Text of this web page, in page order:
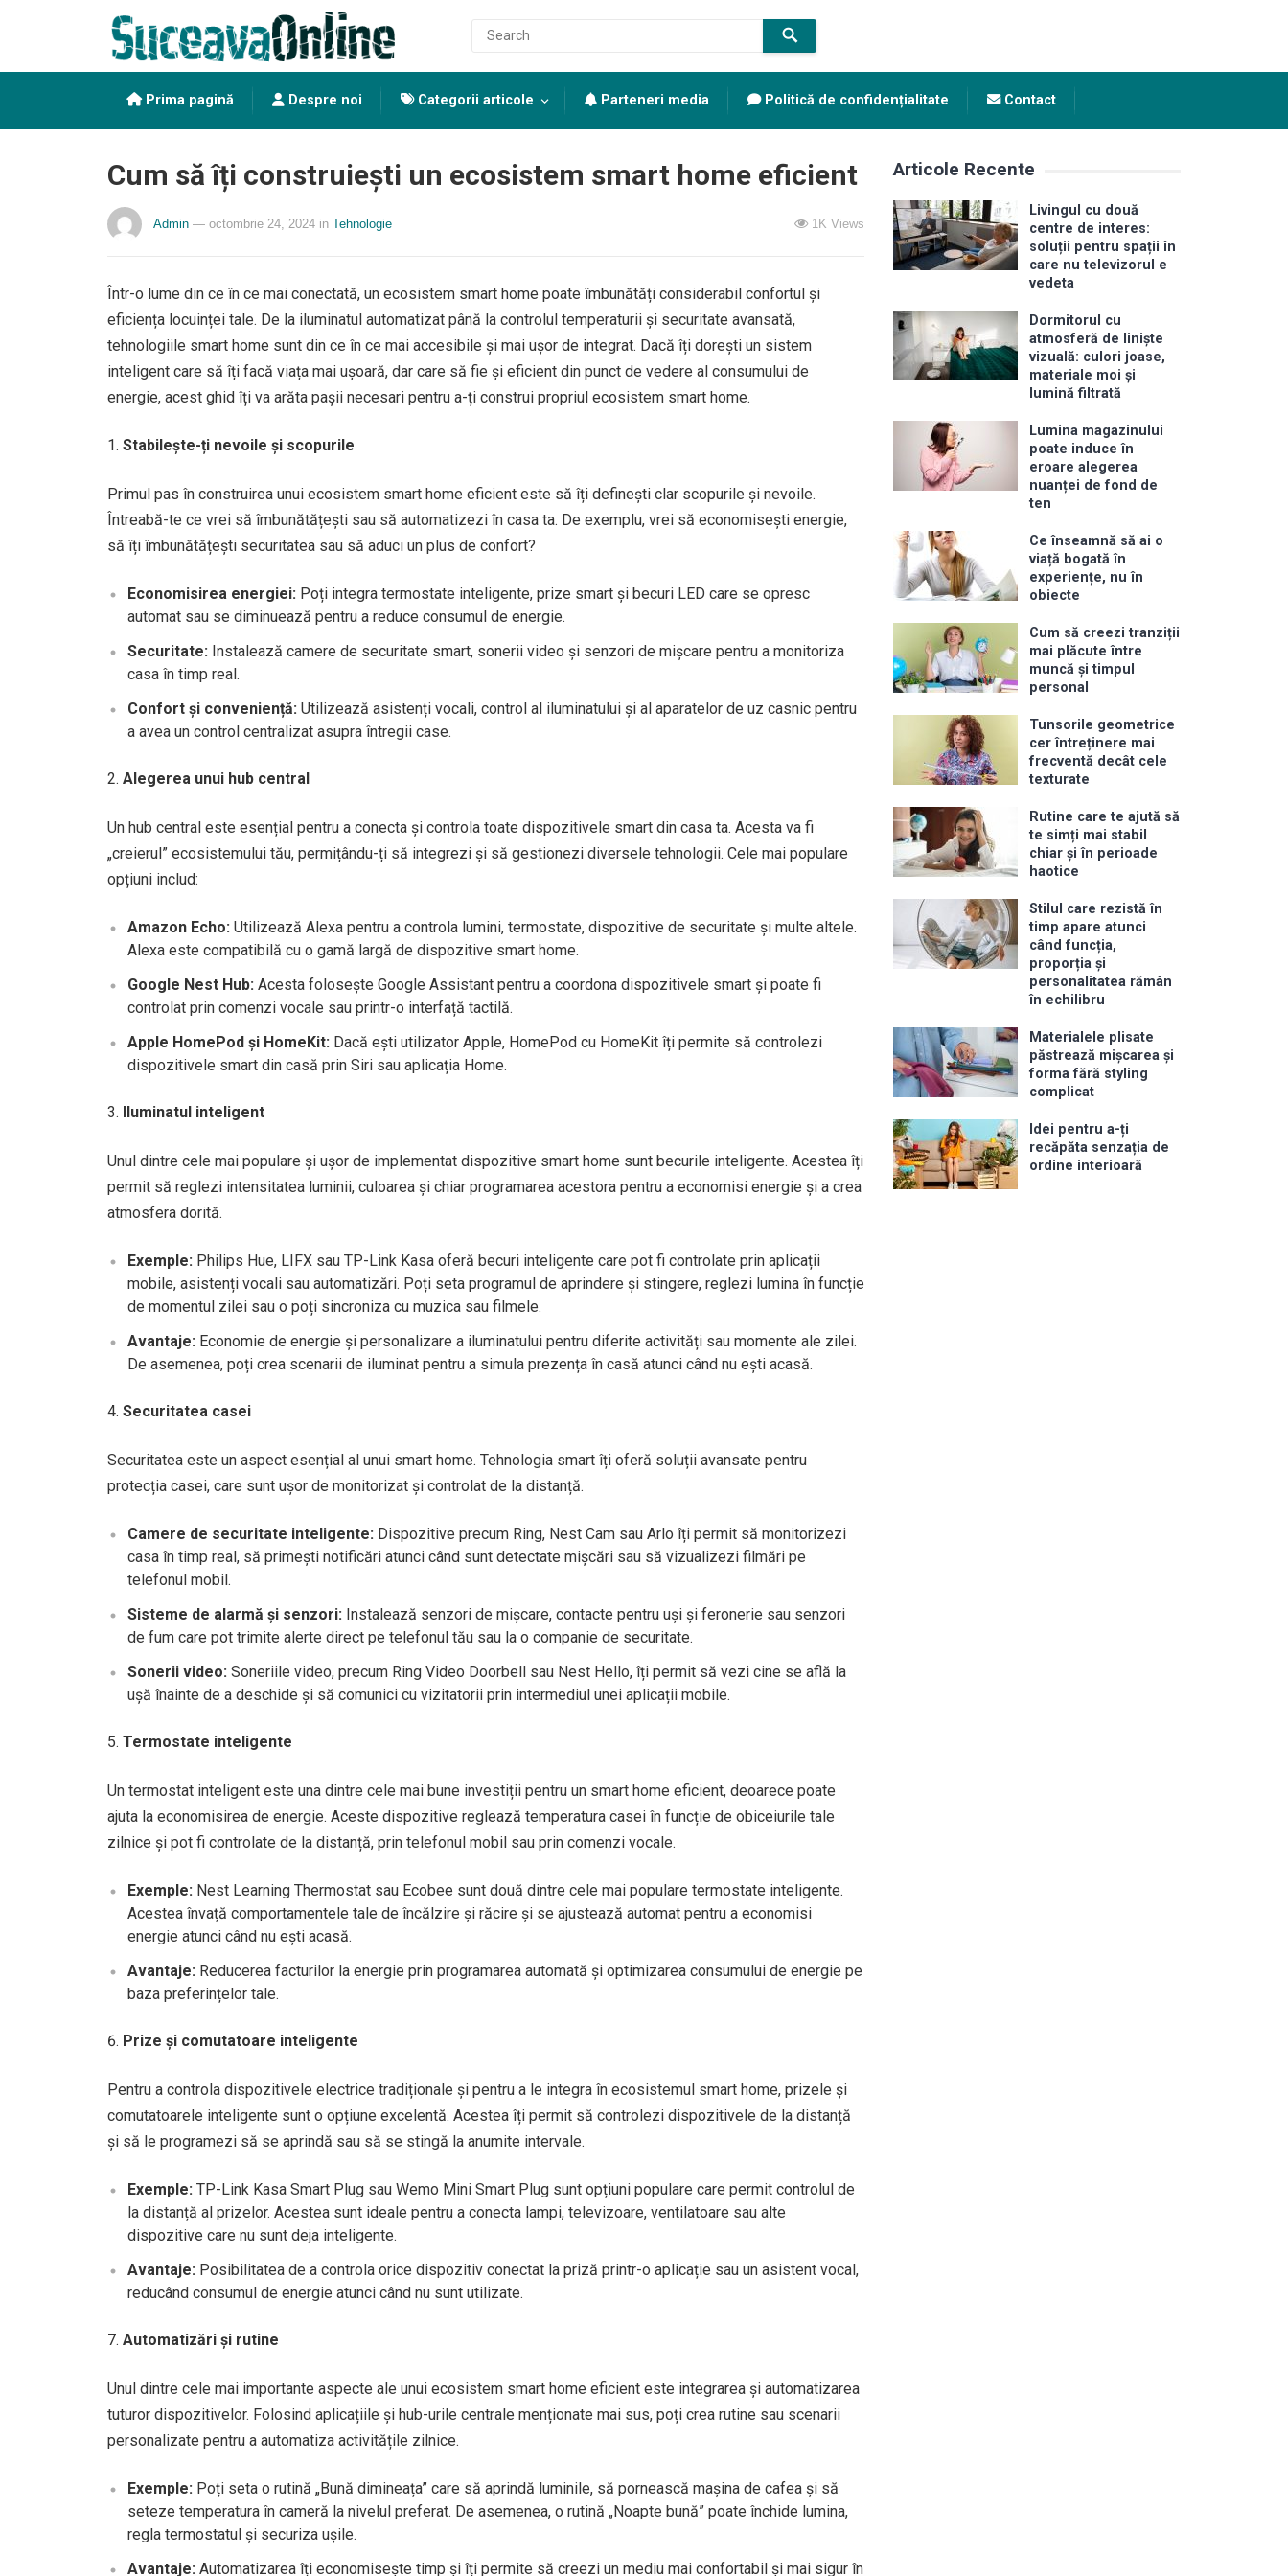
Prima pagină Despre noi Categorii articole Parteneri media Politică de confidențialitate Contact
Cum să îți construiești un ecosistem smart home eficient
Admin — octombrie 24, 2024 in Tehnologie 1K Views
Într-o lume din ce în ce mai conectată, un ecosistem smart home poate îmbunătăți considerabil confortul și
eficiența locuinței tale. De la iluminatul automatizat până la controlul temperaturii și securitate avansată,
tehnologiile smart home sunt din ce în ce mai accesibile și mai ușor de integrat. Dacă îți dorești un sistem
inteligent care să îți facă viața mai ușoară, dar care să fie și eficient din punct de vedere al consumului de
energie, acest ghid îți va arăta pașii necesari pentru a-ți construi propriul ecosistem smart home.
Stabilește-ți nevoile și scopurile
Primul pas în construirea unui ecosistem smart home eficient este să îți definești clar scopurile și nevoile.
Întreabă-te ce vrei să îmbunătățești sau să automatizezi în casa ta. De exemplu, vrei să economisești energie,
să îți îmbunătățești securitatea sau să aduci un plus de confort?
Economisirea energiei: Poți integra termostate inteligente, prize smart și becuri LED care se opresc
automat sau se diminuează pentru a reduce consumul de energie.
Securitate: Instalează camere de securitate smart, sonerii video și senzori de mișcare pentru a monitoriza
casa în timp real.
Confort și conveniență: Utilizează asistenți vocali, control al iluminatului și al aparatelor de uz casnic pentru
a avea un control centralizat asupra întregii case.
Alegerea unui hub central
Un hub central este esențial pentru a conecta și controla toate dispozitivele smart din casa ta. Acesta va fi
„creierul” ecosistemului tău, permițându-ți să integrezi și să gestionezi diversele tehnologii. Cele mai populare
opțiuni includ:
Amazon Echo: Utilizează Alexa pentru a controla lumini, termostate, dispozitive de securitate și multe altele.
Alexa este compatibilă cu o gamă largă de dispozitive smart home.
Google Nest Hub: Acesta folosește Google Assistant pentru a coordona dispozitivele smart și poate fi
controlat prin comenzi vocale sau printr-o interfață tactilă.
Apple HomePod și HomeKit: Dacă ești utilizator Apple, HomePod cu HomeKit îți permite să controlezi
dispozitivele smart din casă prin Siri sau aplicația Home.
Iluminatul inteligent
Unul dintre cele mai populare și ușor de implementat dispozitive smart home sunt becurile inteligente. Acestea îți
permit să reglezi intensitatea luminii, culoarea și chiar programarea acestora pentru a economisi energie și a crea
atmosfera dorită.
Exemple: Philips Hue, LIFX sau TP-Link Kasa oferă becuri inteligente care pot fi controlate prin aplicații
mobile, asistenți vocali sau automatizări. Poți seta programul de aprindere și stingere, reglezi lumina în funcție
de momentul zilei sau o poți sincroniza cu muzica sau filmele.
Avantaje: Economie de energie și personalizare a iluminatului pentru diferite activități sau momente ale zilei.
De asemenea, poți crea scenarii de iluminat pentru a simula prezența în casă atunci când nu ești acasă.
Securitatea casei
Securitatea este un aspect esențial al unui smart home. Tehnologia smart îți oferă soluții avansate pentru
protecția casei, care sunt ușor de monitorizat și controlat de la distanță.
Camere de securitate inteligente: Dispozitive precum Ring, Nest Cam sau Arlo îți permit să monitorizezi
casa în timp real, să primești notificări atunci când sunt detectate mișcări sau să vizualizezi filmări pe
telefonul mobil.
Sisteme de alarmă și senzori: Instalează senzori de mișcare, contacte pentru uși și feronerie sau senzori
de fum care pot trimite alerte direct pe telefonul tău sau la o companie de securitate.
Sonerii video: Soneriile video, precum Ring Video Doorbell sau Nest Hello, îți permit să vezi cine se află la
ușă înainte de a deschide și să comunici cu vizitatorii prin intermediul unei aplicații mobile.
Termostate inteligente
Un termostat inteligent este una dintre cele mai bune investiții pentru un smart home eficient, deoarece poate
ajuta la economisirea de energie. Aceste dispozitive reglează temperatura casei în funcție de obiceiurile tale
zilnice și pot fi controlate de la distanță, prin telefonul mobil sau prin comenzi vocale.
Exemple: Nest Learning Thermostat sau Ecobee sunt două dintre cele mai populare termostate inteligente.
Acestea învață comportamentele tale de încălzire și răcire și se ajustează automat pentru a economisi
energie atunci când nu ești acasă.
Avantaje: Reducerea facturilor la energie prin programarea automată și optimizarea consumului de energie pe
baza preferințelor tale.
Prize și comutatoare inteligente
Pentru a controla dispozitivele electrice tradiționale și pentru a le integra în ecosistemul smart home, prizele și
comutatoarele inteligente sunt o opțiune excelentă. Acestea îți permit să controlezi dispozitivele de la distanță
și să le programezi să se aprindă sau să se stingă la anumite intervale.
Exemple: TP-Link Kasa Smart Plug sau Wemo Mini Smart Plug sunt opțiuni populare care permit controlul de
la distanță al prizelor. Acestea sunt ideale pentru a conecta lampi, televizoare, ventilatoare sau alte
dispozitive care nu sunt deja inteligente.
Avantaje: Posibilitatea de a controla orice dispozitiv conectat la priză printr-o aplicație sau un asistent vocal,
reducând consumul de energie atunci când nu sunt utilizate.
Automatizări și rutine
Unul dintre cele mai importante aspecte ale unui ecosistem smart home eficient este integrarea și automatizarea
tuturor dispozitivelor. Folosind aplicațiile și hub-urile centrale menționate mai sus, poți crea rutine sau scenarii
personalizate pentru a automatiza activitățile zilnice.
Exemple: Poți seta o rutină „Bună dimineața” care să aprindă luminile, să pornească mașina de cafea și să
seteze temperatura în cameră la nivelul preferat. De asemenea, o rutină „Noapte bună” poate închide lumina,
regla termostatul și securiza ușile.
Avantaje: Automatizarea îți economisește timp și îți permite să creezi un mediu mai confortabil și mai sigur în
Articole Recente
Livingul cu două
centre de interes:
soluții pentru spații în
care nu televizorul e
vedeta
Dormitorul cu
atmosferă de liniște
vizuală: culori joase,
materiale moi și
lumină filtrată
Lumina magazinului
poate induce în
eroare alegerea
nuanței de fond de
ten
Ce înseamnă să ai o
viață bogată în
experiențe, nu în
obiecte
Cum să creezi tranziții
mai plăcute între
muncă și timpul
personal
Tunsorile geometrice
cer întreținere mai
frecventă decât cele
texturate
Rutine care te ajută să
te simți mai stabil
chiar și în perioade
haotice
Stilul care rezistă în
timp apare atunci
când funcția,
proporția și
personalitatea rămân
în echilibru
Materialele plisate
păstrează mișcarea și
forma fără styling
complicat
Idei pentru a-ți
recăpăta senzația de
ordine interioară